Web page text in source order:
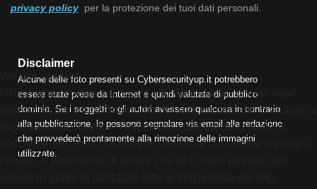
privacy policy per la protezione dei tuoi dati personali.
Disclaimer
Alcune delle foto presenti su Cybersecurityup.it potrebbero
essere state prese da Internet e quindi valutate di pubblico
dominio. Se i soggetti o gli autori avessero qualcosa in contrario
alla pubblicazione, lo possono segnalare via email alla redazione
che provvederà prontamente alla rimozione delle immagini
utilizzate.
We use cookies
Utilizziamo i cookie sul nostro sito Web. Alcuni di essi sono
essenziali per il funzionamento del sito, mentre altri ci aiutano a
migliorare questo sito e l'esperienza dell'utente (cookie di
tracciamento). Puoi decidere tu stesso se consentire o meno i
cookie. Ti preghiamo di notare che se li rifiuti, potresti non